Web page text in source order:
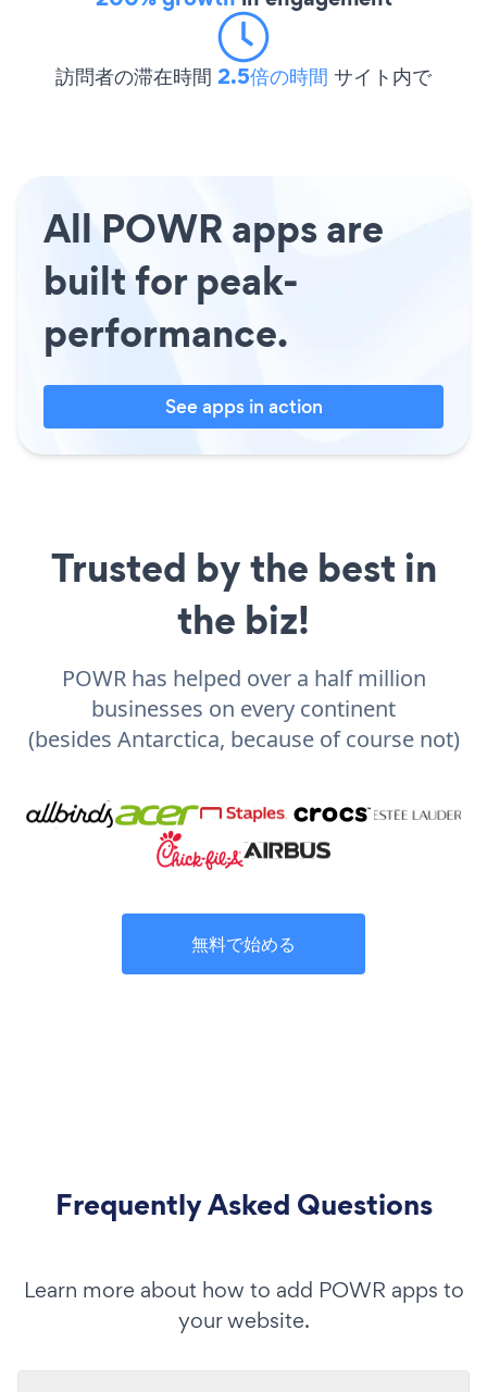
訪問者の滞在時間 2.5倍の時間 サイト内で
All POWR apps are
built for peak-
performance.
See apps in action
Trusted by the best in
the biz!
POWR has helped over a half million
businesses on every continent
(besides Antarctica, because of course not)
無料で始める
Frequently Asked Questions
Learn more about how to add POWR apps to
your website.